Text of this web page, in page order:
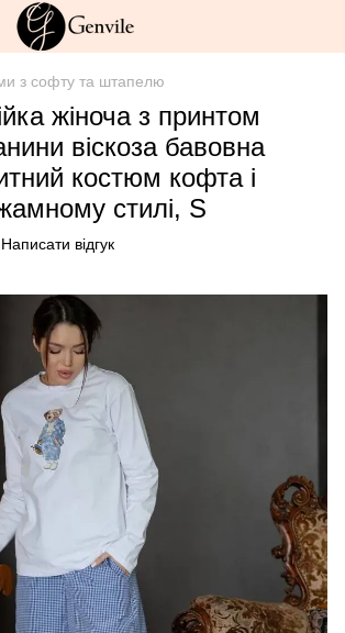
з софту та штапелю
жіноча з принтом
віскоза бавовна
костюм кофта і
стилі, S
Написати відгук